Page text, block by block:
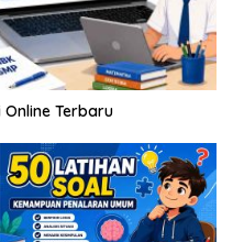
Online Terbaru